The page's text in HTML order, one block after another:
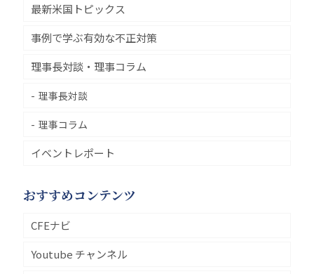
最新米国トピックス
事例で学ぶ有効な不正対策
理事長対談・理事コラム
理事長対談
理事コラム
イベントレポート
おすすめコンテンツ
CFEナビ
Youtube チャンネル